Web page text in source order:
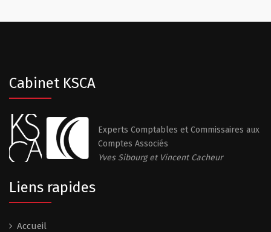
Cabinet KSCA
Experts Comptables et Commissaires aux
Comptes Associés
Yves Sibourg et Vincent Cacheur
Liens rapides
Accueil